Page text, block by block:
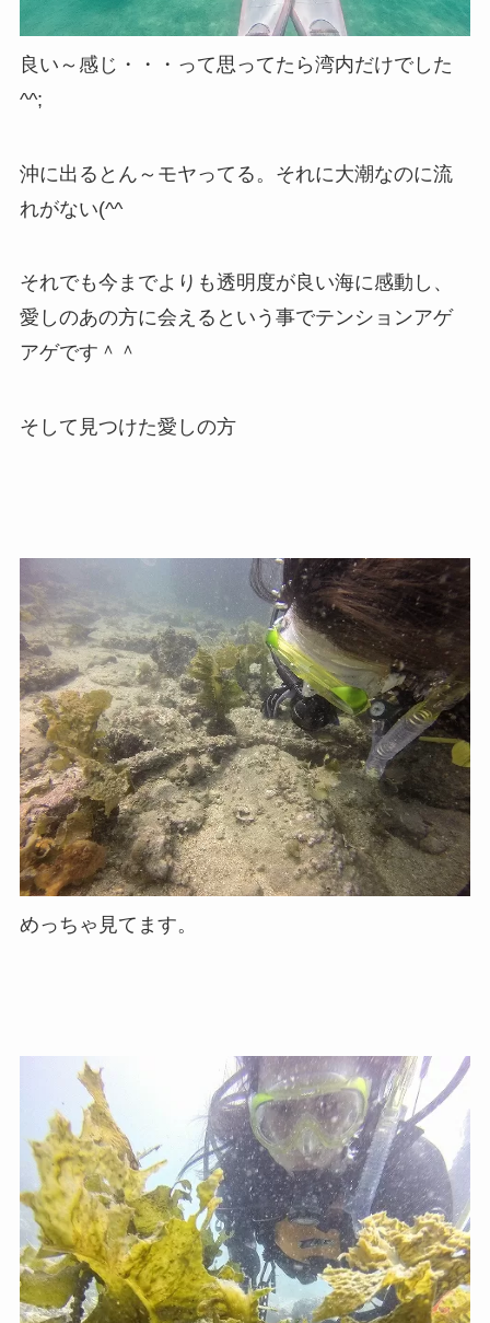
良い～感じ・・・って思ってたら湾内だけでした
^^;
沖に出るとん～モヤってる。それに大潮なのに流
れがない(^^ゞ
それでも今までよりも透明度が良い海に感動し、
愛しのあの方に会えるという事でテンションアゲ
アゲです＾＾
そして見つけた愛しの方
めっちゃ見てます。